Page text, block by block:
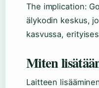
The implication:
älykodin keskus,
kasvussa,
Miten
Laitteen